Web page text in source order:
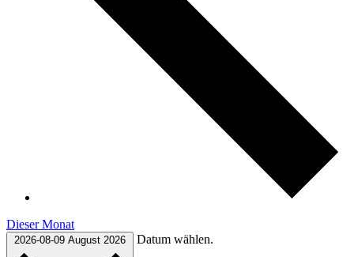
Dieser Monat
2026-08-09 August 2026 Datum wählen.